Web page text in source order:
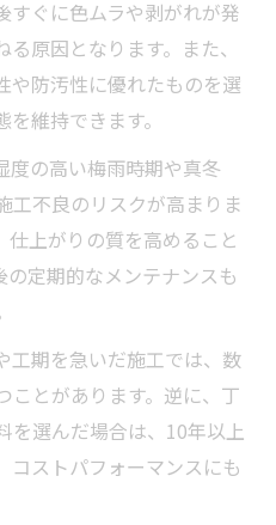
すぐに色ムラや剥がれが発
原因となります。また、
や防汚性に優れたものを選
維持できます。
度の高い梅雨時期や真冬
工不良のリスクが高まりま
仕上がりの質を高めること
定期的なメンテナンスも
工期を急いだ施工では、数
ことがあります。逆に、丁
を選んだ場合は、10年以上
コストパフォーマンスにも